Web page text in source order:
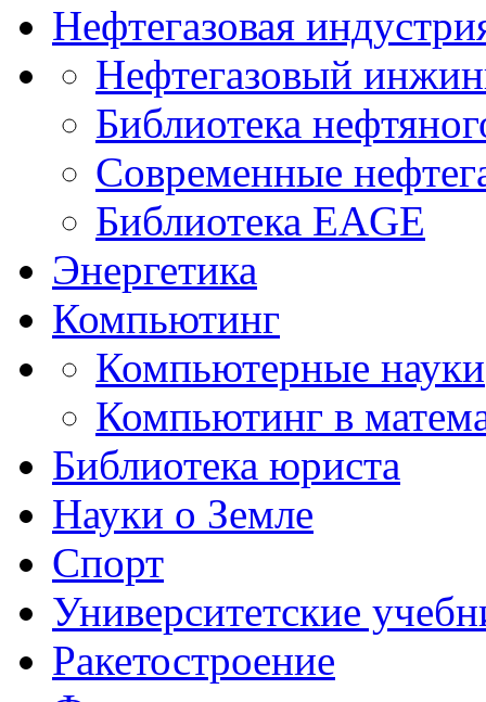
Нефтегазовая
Нефтегазовый
Библиотека
Современные
Библиотека EAGE
Энергетика
Компьютинг
Компьютерные науки
Компьютинг в
Библиотека юриста
Науки о Земле
Спорт
Университетские
Ракетостроение